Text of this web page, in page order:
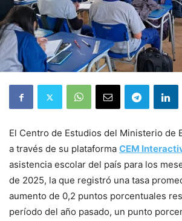
El Centro de Estudios del Ministerio de
a través de su plataforma CEM
asistencia escolar del país para los
de 2025, la que registró una tasa
aumento de 0,2 puntos porcentuales
período del año pasado, un punto